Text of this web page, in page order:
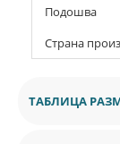
Подошва
Страна
ТАБЛИЦА